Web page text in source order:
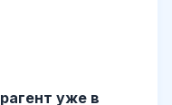
уже в